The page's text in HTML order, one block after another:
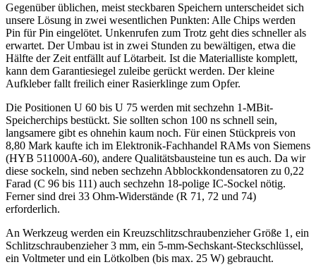
Gegenüber üblichen, meist steckbaren Speichern unterscheidet sich
unsere Lösung in zwei wesentlichen Punkten: Alle Chips werden
Pin für Pin eingelötet. Unkenrufen zum Trotz geht dies schneller als
erwartet. Der Umbau ist in zwei Stunden zu bewältigen, etwa die
Hälfte der Zeit entfällt auf Lötarbeit. Ist die Materialliste komplett,
kann dem Garantiesiegel zuleibe gerückt werden. Der kleine
Aufkleber fallt freilich einer Rasierklinge zum Opfer.
Die Positionen U 60 bis U 75 werden mit sechzehn 1-MBit-
Speicherchips bestückt. Sie sollten schon 100 ns schnell sein,
langsamere gibt es ohnehin kaum noch. Für einen Stückpreis von
8,80 Mark kaufte ich im Elektronik-Fachhandel RAMs von Siemens
(HYB 511000A-60), andere Qualitätsbausteine tun es auch. Da wir
diese sockeln, sind neben sechzehn Abblockkondensatoren zu 0,22
Farad (C 96 bis 111) auch sechzehn 18-polige IC-Sockel nötig.
Ferner sind drei 33 Ohm-Widerstände (R 71, 72 und 74)
erforderlich.
An Werkzeug werden ein Kreuzschlitzschraubenzieher Größe 1, ein
Schlitzschraubenzieher 3 mm, ein 5-mm-Sechskant-Steckschlüssel,
ein Voltmeter und ein Lötkolben (bis max. 25 W) gebraucht.